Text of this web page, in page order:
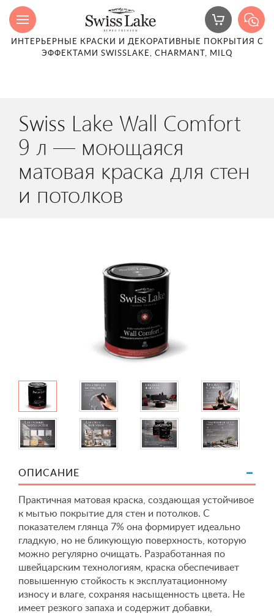
ИНТЕРЬЕРНЫЕ КРАСКИ И ДЕКОРАТИВНЫЕ ПОКРЫТИЯ С
ЭФФЕКТАМИ SWISSLAKE, CHARMANT, MILQ
Swiss Lake Wall Comfort
9 л — моющаяся
матовая краска для стен
и потолков
ОПИСАНИЕ
Практичная матовая краска, создающая устойчивое
к мытью покрытие для стен и потолков. С
показателем глянца 7% она формирует идеально
гладкую, но не бликующую поверхность, которую
можно регулярно очищать. Разработанная по
швейцарским технологиям, краска обеспечивает
повышенную стойкость к эксплуатационному
износу и влаге, сохраняя насыщенность цвета. Не
имеет резкого запаха и содержит добавки,